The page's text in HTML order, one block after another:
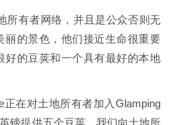
所有者网络，并且是公众否则无
丽的景色，他们接近生命很重要
好的豆荚和一个具有最好的本地
正在对土地所有者加入Glamping
镑提供五个豆荚。我们向土地所